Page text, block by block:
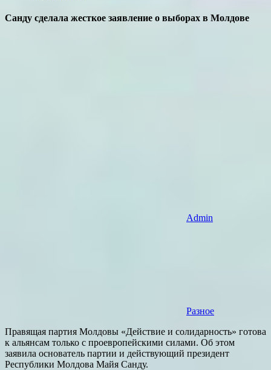
Санду сделала жесткое заявление о выборах в Молдове
Admin
Разное
Правящая партия Молдовы «Действие и солидарность» готова
к альянсам только с проевропейскими силами. Об этом
заявила основатель партии и действующий президент
Республики Молдова Майя Санду.